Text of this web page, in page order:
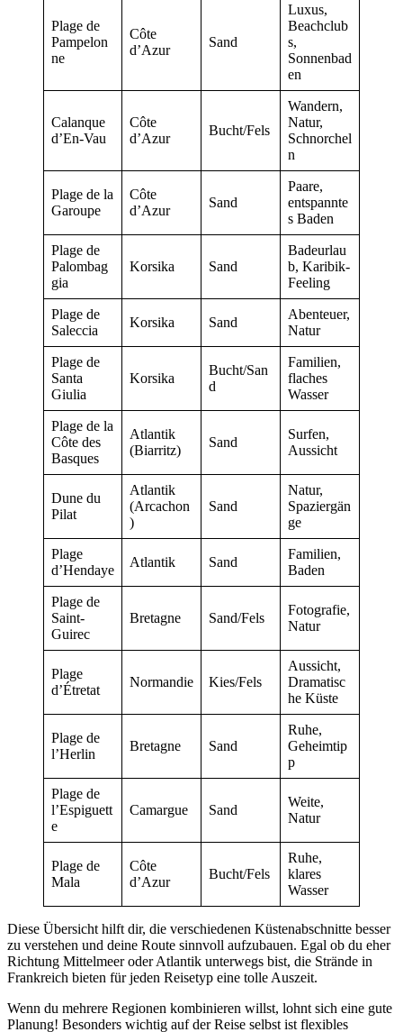
Plage de
Pampelon
ne
Côte
d’Azur
Sand
Luxus,
Beachclub
s,
Sonnenbad
en
Calanque
d’En-Vau
Côte
d’Azur
Bucht/Fels
Wandern,
Natur,
Schnorchel
n
Plage de la
Garoupe
Côte
d’Azur
Sand
Paare,
entspannte
s Baden
Plage de
Palombag
gia
Korsika Sand
Badeurlau
b, Karibik-
Feeling
Plage de
Saleccia
Korsika Sand
Abenteuer,
Natur
Plage de
Santa
Giulia
Korsika
Bucht/San
d
Familien,
flaches
Wasser
Plage de la
Côte des
Basques
Atlantik
(Biarritz)
Sand
Surfen,
Aussicht
Dune du
Pilat
Atlantik
(Arcachon
)
Sand
Natur,
Spaziergän
ge
Plage
d’Hendaye
Atlantik Sand
Familien,
Baden
Plage de
Saint-
Guirec
Bretagne Sand/Fels
Fotografie,
Natur
Plage
d’Étretat
Normandie Kies/Fels
Aussicht,
Dramatisc
he Küste
Plage de
l’Herlin
Bretagne Sand
Ruhe,
Geheimtip
p
Plage de
l’Espiguett
e
Camargue Sand
Weite,
Natur
Plage de
Mala
Côte
d’Azur
Bucht/Fels
Ruhe,
klares
Wasser
Diese Übersicht hilft dir, die verschiedenen Küstenabschnitte besser
zu verstehen und deine Route sinnvoll aufzubauen. Egal ob du eher
Richtung Mittelmeer oder Atlantik unterwegs bist, die Strände in
Frankreich bieten für jeden Reisetyp eine tolle Auszeit.
Wenn du mehrere Regionen kombinieren willst, lohnt sich eine gute
Planung! Besonders wichtig auf der Reise selbst ist flexibles